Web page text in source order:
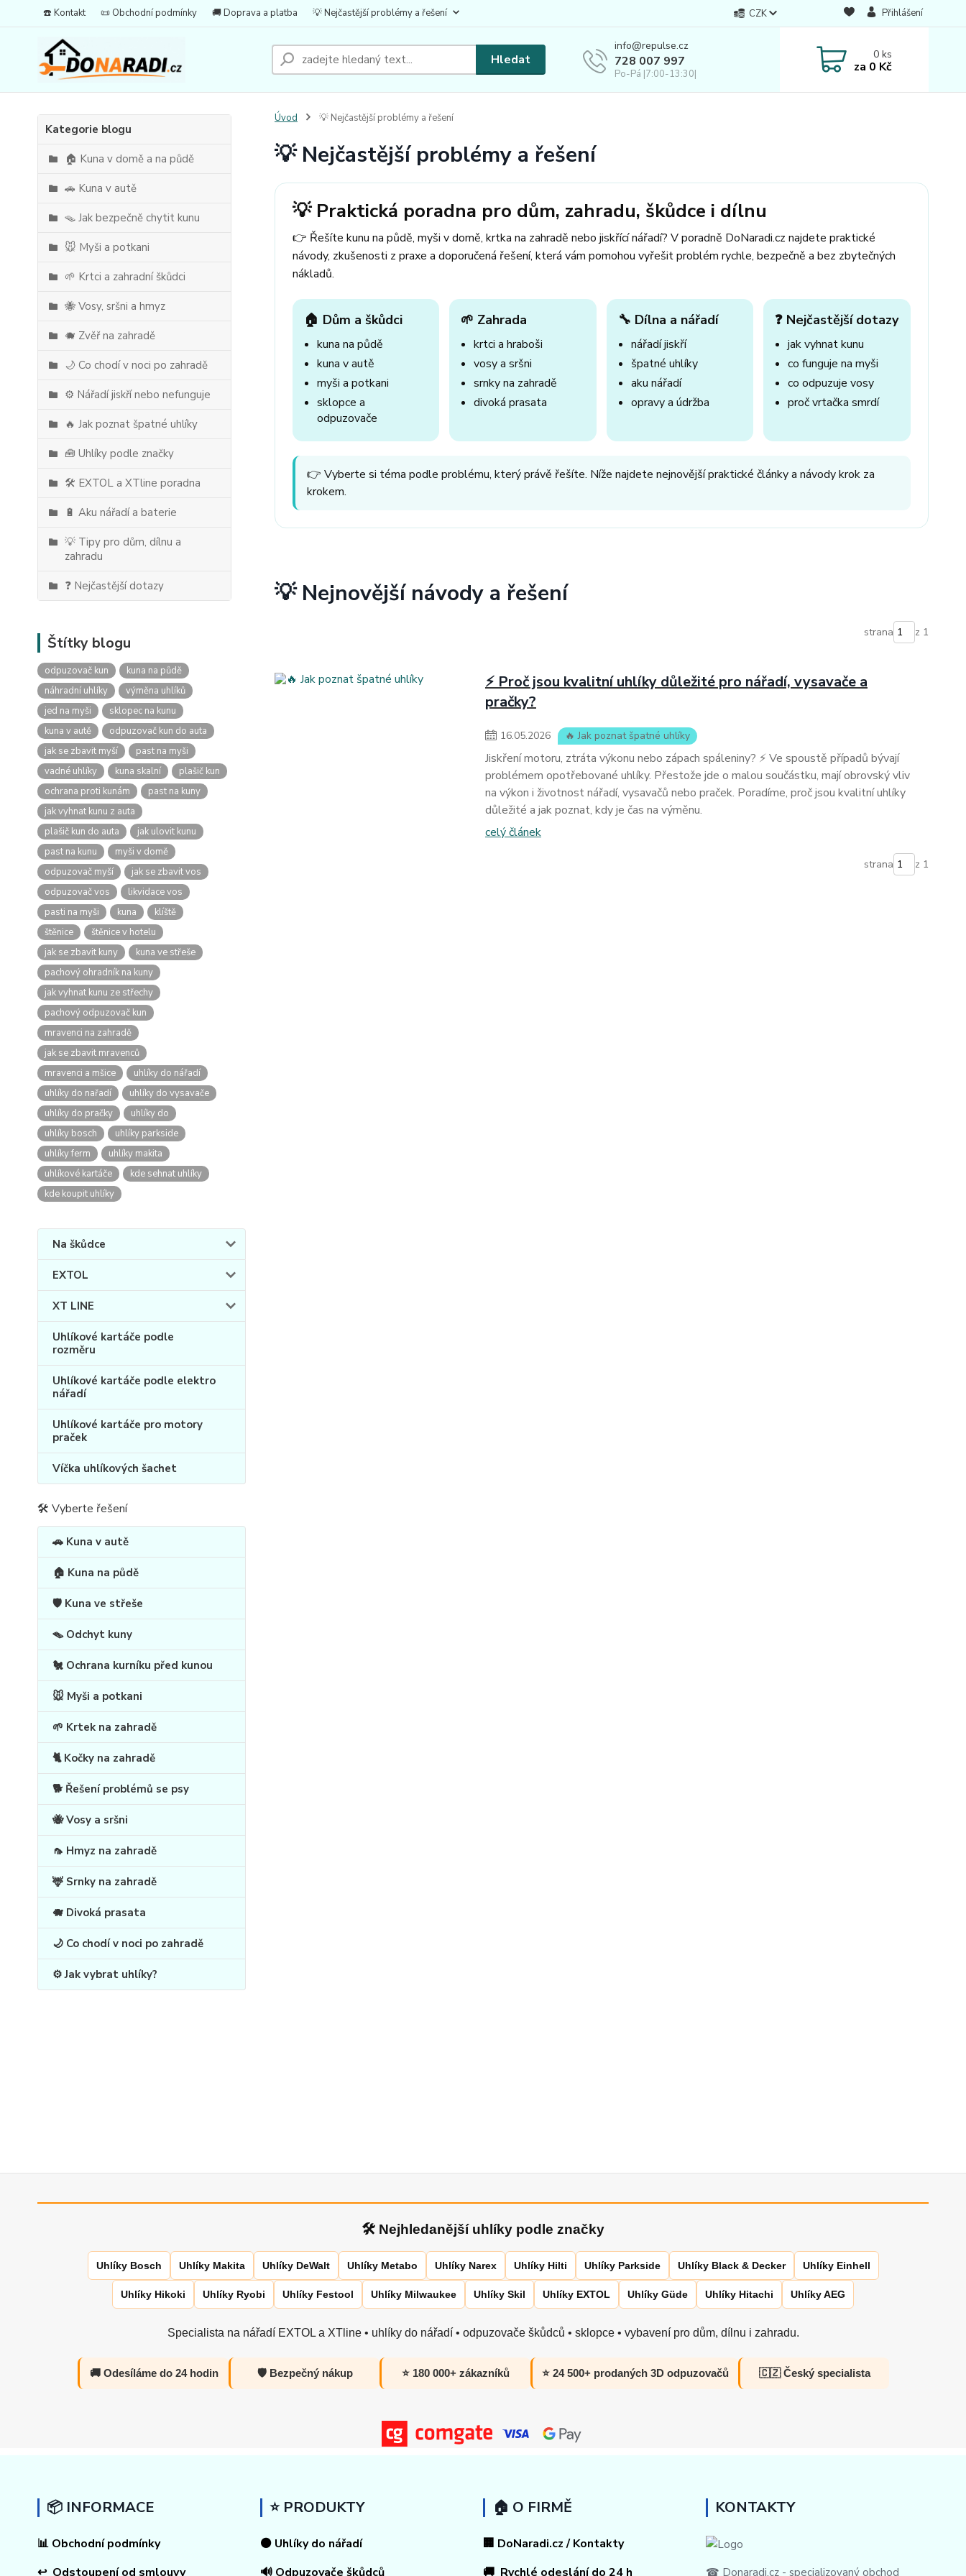
☎️ Kontakt 📜 Obchodní podmínky 🚚 Doprava a platba 💡 Nejčastější problémy a řešení CZK Přihlášení
Hledat
info@repulse.cz
728 007 997
Po-Pá |7:00-13:30|
0ks
za 0 Kč
Kategorie blogu
🏠 Kuna v domě a na půdě
🚗 Kuna v autě
🪤 Jak bezpečně chytit kunu
🐭 Myši a potkani
🌱 Krtci a zahradní škůdci
🐝 Vosy, sršni a hmyz
🐗 Zvěř na zahradě
🌙 Co chodí v noci po zahradě
⚙️ Nářadí jiskří nebo nefunguje
🔥 Jak poznat špatné uhlíky
🧰 Uhlíky podle značky
🛠️ EXTOL a XTline poradna
🔋 Aku nářadí a baterie
💡 Tipy pro dům, dílnu a
zahradu
❓ Nejčastější dotazy
Štítky blogu
odpuzovač kun
kuna na půdě
náhradní uhlíky
výměna uhlíků
jed na myši
sklopec na kunu
kuna v autě
odpuzovač kun do auta
jak se zbavit myší
past na myši
vadné uhlíky
kuna skalní
plašič kun
ochrana proti kunám
past na kuny
jak vyhnat kunu z auta
plašič kun do auta
jak ulovit kunu
past na kunu
myši v domě
odpuzovač myší
jak se zbavit vos
odpuzovač vos
likvidace vos
pasti na myši
kuna
klíště
štěnice
štěnice v hotelu
jak se zbavit kuny
kuna ve střeše
pachový ohradník na kuny
jak vyhnat kunu ze střechy
pachový odpuzovač kun
mravenci na zahradě
jak se zbavit mravenců
mravenci a mšice
uhlíky do nářadí
uhlíky do nařadí
uhlíky do vysavače
uhlíky do pračky
uhlíky do
uhlíky bosch
uhlíky parkside
uhlíky ferm
uhlíky makita
uhlíkové kartáče
kde sehnat uhlíky
kde koupit uhlíky
Na škůdce
EXTOL
XT LINE
Uhlíkové kartáče podle
rozměru
Uhlíkové kartáče podle elektro
nářadí
Uhlíkové kartáče pro motory
praček
Víčka uhlíkových šachet
🛠 Vyberte řešení
🚗 Kuna v autě
🏠 Kuna na půdě
🛡️ Kuna ve střeše
🪤 Odchyt kuny
🐔 Ochrana kurníku před kunou
🐭 Myši a potkani
🌱 Krtek na zahradě
🐈 Kočky na zahradě
🐕 Řešení problémů se psy
🐝 Vosy a sršni
🦟 Hmyz na zahradě
🦌 Srnky na zahradě
🐗 Divoká prasata
🌙 Co chodí v noci po zahradě
⚙️ Jak vybrat uhlíky?
Úvod 💡 Nejčastější problémy a řešení
💡 Nejčastější problémy a řešení
💡 Praktická poradna pro dům, zahradu, škůdce i dílnu
👉 Řešíte kunu na půdě, myši v domě, krtka na zahradě nebo jiskřící nářadí? V poradně DoNaradi.cz najdete praktické
návody, zkušenosti z praxe a doporučená řešení, která vám pomohou vyřešit problém rychle, bezpečně a bez zbytečných
nákladů.
🏠 Dům a škůdci
kuna na půdě
kuna v autě
myši a potkani
sklopce a
odpuzovače
🌱 Zahrada
krtci a hraboši
vosy a sršni
srnky na zahradě
divoká prasata
🔧 Dílna a nářadí
nářadí jiskří
špatné uhlíky
aku nářadí
opravy a údržba
❓ Nejčastější dotazy
jak vyhnat kunu
co funguje na myši
co odpuzuje vosy
proč vrtačka smrdí
👉 Vyberte si téma podle problému, který právě řešíte. Níže najdete nejnovější praktické články a návody krok za
krokem.
💡 Nejnovější návody a řešení
strana z 1
⚡ Proč jsou kvalitní uhlíky důležité pro nářadí, vysavače a
pračky?
16.05.2026 🔥 Jak poznat špatné uhlíky
Jiskření motoru, ztráta výkonu nebo zápach spáleniny? ⚡ Ve spoustě případů bývají
problémem opotřebované uhlíky. Přestože jde o malou součástku, mají obrovský vliv
na výkon i životnost nářadí, vysavačů nebo praček. Poradíme, proč jsou kvalitní uhlíky
důležité a jak poznat, kdy je čas na výměnu.
celý článek
strana z 1
🛠 Nejhledanější uhlíky podle značky
Uhlíky Bosch Uhlíky Makita Uhlíky DeWalt Uhlíky Metabo Uhlíky Narex Uhlíky Hilti Uhlíky Parkside Uhlíky Black & Decker Uhlíky Einhell
Uhlíky Hikoki Uhlíky Ryobi Uhlíky Festool Uhlíky Milwaukee Uhlíky Skil Uhlíky EXTOL Uhlíky Güde Uhlíky Hitachi Uhlíky AEG
Specialista na nářadí EXTOL a XTline • uhlíky do nářadí • odpuzovače škůdců • sklopce • vybavení pro dům, dílnu i zahradu.
🚚 Odesíláme do 24 hodin 🛡️ Bezpečný nákup ⭐ 180 000+ zákazníků ⭐ 24 500+ prodaných 3D odpuzovačů 🇨🇿 Český specialista
📦 INFORMACE
📊 Obchodní podmínky
↩ Odstoupení od smlouvy
⭐ PRODUKTY
⚫ Uhlíky do nářadí
🔊 Odpuzovače škůdců
🏠 O FIRMĚ
🏢 DoNaradi.cz / Kontakty
🚚 Rychlé odeslání do 24 h
KONTAKTY
☎ Donaradi.cz - specializovaný obchod